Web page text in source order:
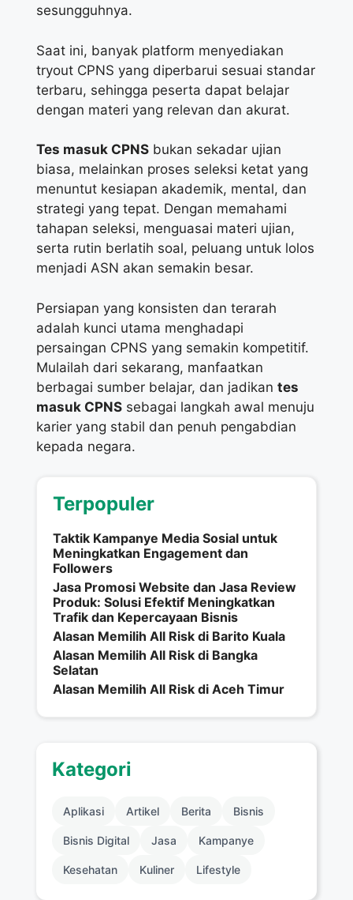
sesungguhnya.
Saat ini, banyak platform menyediakan
tryout CPNS yang diperbarui sesuai standar
terbaru, sehingga peserta dapat belajar
dengan materi yang relevan dan akurat.
Tes masuk CPNS bukan sekadar ujian
biasa, melainkan proses seleksi ketat yang
menuntut kesiapan akademik, mental, dan
strategi yang tepat. Dengan memahami
tahapan seleksi, menguasai materi ujian,
serta rutin berlatih soal, peluang untuk lolos
menjadi ASN akan semakin besar.
Persiapan yang konsisten dan terarah
adalah kunci utama menghadapi
persaingan CPNS yang semakin kompetitif.
Mulailah dari sekarang, manfaatkan
berbagai sumber belajar, dan jadikan tes
masuk CPNS sebagai langkah awal menuju
karier yang stabil dan penuh pengabdian
kepada negara.
Terpopuler
Taktik Kampanye Media Sosial untuk
Meningkatkan Engagement dan
Followers
Jasa Promosi Website dan Jasa Review
Produk: Solusi Efektif Meningkatkan
Trafik dan Kepercayaan Bisnis
Alasan Memilih All Risk di Barito Kuala
Alasan Memilih All Risk di Bangka
Selatan
Alasan Memilih All Risk di Aceh Timur
Kategori
Aplikasi Artikel Berita Bisnis
Bisnis Digital Jasa Kampanye
Kesehatan Kuliner Lifestyle